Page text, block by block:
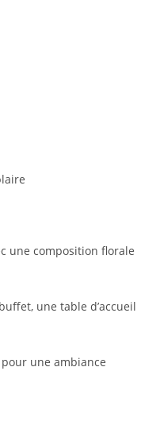
une composition florale
une table d’accueil
une ambiance